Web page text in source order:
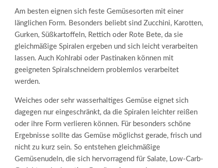
Am besten eignen sich feste Gemüsesorten mit einer
länglichen Form. Besonders beliebt sind Zucchini, Karotten,
Gurken, Süßkartoffeln, Rettich oder Rote Bete, da sie
gleichmäßige Spiralen ergeben und sich leicht verarbeiten
lassen. Auch Kohlrabi oder Pastinaken können mit
geeigneten Spiralschneidern problemlos verarbeitet
werden.
Weiches oder sehr wasserhaltiges Gemüse eignet sich
dagegen nur eingeschränkt, da die Spiralen leichter reißen
oder ihre Form verlieren können. Für besonders schöne
Ergebnisse sollte das Gemüse möglichst gerade, frisch und
nicht zu kurz sein. So entstehen gleichmäßige
Gemüsenudeln, die sich hervorragend für Salate, Low-Carb-